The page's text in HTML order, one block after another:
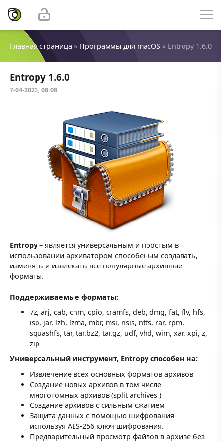
Главная страница » Программы для macOS » Entropy 1.6.0
Entropy 1.6.0
7-04-2023, 08:08
Entropy – является универсальным и простым в
использовании архиватором способеным создавать,
изменять и извлекать все популярные архивные
форматы.
Поддерживаемые форматы:
7z, arj, cab, chm, cpio, cramfs, deb, dmg, fat, flv, hfs,
iso, jar, lzh, lzma, mbr, msi, nsis, ntfs, rar, rpm,
squashfs, tar, tar.bz2, tar.gz, udf, vhd, wim, xar, xpi, z,
zip
Универсальный инструмент, Entropy способен на:
Извлечение всех основных форматов архивов
Создание новых архивов в том числе
многотомных архивов (split archives )
Создание архивов с сильным сжатием
Защита данных с помощью шифрования
используя AES-256 ключ шифрования.
Предварительный просмотр файлов в архиве без